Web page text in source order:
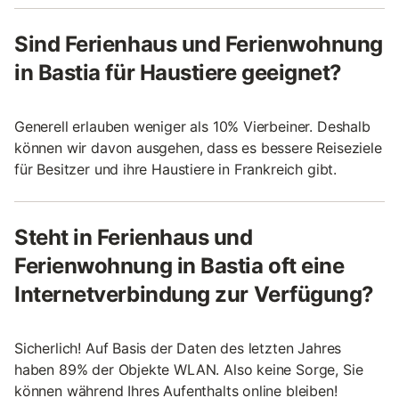
Sind Ferienhaus und Ferienwohnung
in Bastia für Haustiere geeignet?
Generell erlauben weniger als 10% Vierbeiner. Deshalb
können wir davon ausgehen, dass es bessere Reiseziele
für Besitzer und ihre Haustiere in Frankreich gibt.
Steht in Ferienhaus und
Ferienwohnung in Bastia oft eine
Internetverbindung zur Verfügung?
Sicherlich! Auf Basis der Daten des letzten Jahres
haben 89% der Objekte WLAN. Also keine Sorge, Sie
können während Ihres Aufenthalts online bleiben!